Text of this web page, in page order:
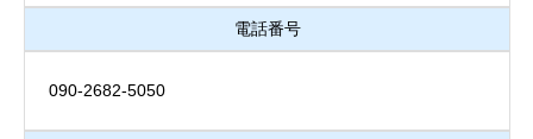
電話番号
090-2682-5050